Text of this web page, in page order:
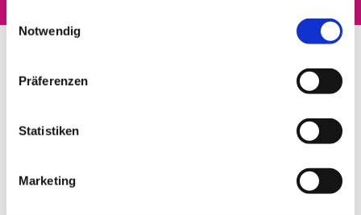
Notwendig
Präferenzen
Statistiken
Marketing